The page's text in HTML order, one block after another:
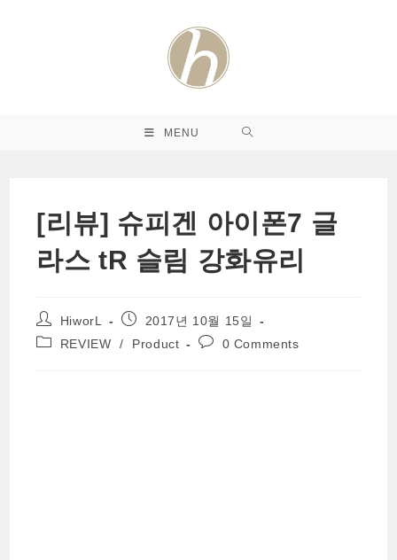
MENU
[리뷰] 슈피겐 아이폰7 글
라스 tR 슬림 강화유리
Post
author:
HiworL
Post2017년 10월 15일
PostREVIEW / Product
Post0 Comments